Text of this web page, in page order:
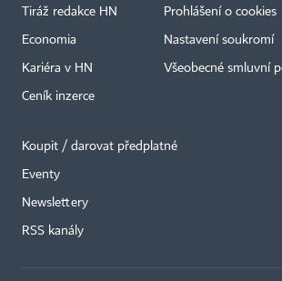
Tiráž redakce HN
Economia
Kariéra v HN
Ceník inzerce
Prohlášení o cookies
Nastavení soukromí
Všeobecné smluvní
Koupit / darovat předplatné
Eventy
Newslettery
RSS kanály